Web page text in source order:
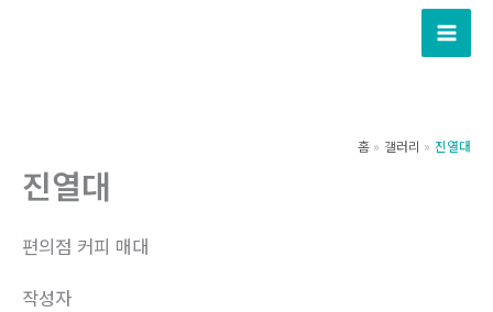
홈 갤러리 진열대
진열대
편의점 커피 매대
작성자